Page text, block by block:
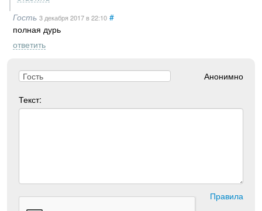
Гость 3 декабря 2017в 22:10 #
полная дурь
ответить
Анонимно
Текст:
Правила